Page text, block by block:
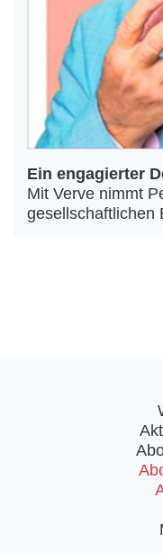
Ein engagierter
Mit Verve nimmt
gesellschaftlichen